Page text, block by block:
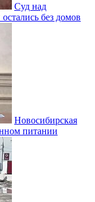
Суд над
без домов
Новосибирская
питании